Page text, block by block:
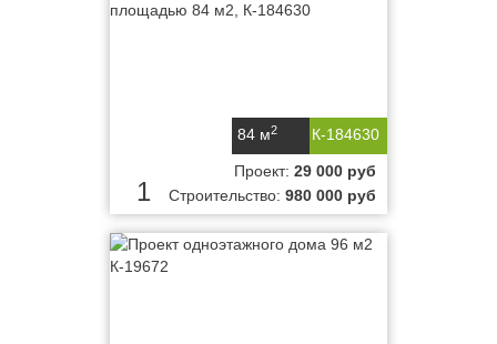
К-184630
84 м2
1
Проект: 29 000 руб
Строительство: 980 000 руб